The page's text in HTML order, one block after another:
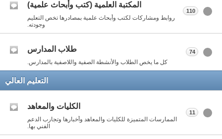
المكتبة العلمية (كتب وأبحاث علمية)
روابط ومشاركات لكتب وأبحاث علمية بمصادرها تخص التعليم
وجودته.
110
طلاب المدارس
كل ما يخص الطلاب والأنشطة الصفية واللاصفية بالمدارس.
74
التعليم العالي
الكليات والمعاهد
الممارسات المتميزة للكليات والمعاهد وأخبارها وتجارب الدعم
الفني بها.
11